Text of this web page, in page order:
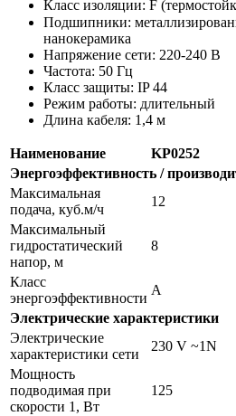
Класс изоляции: F
Подшипники:
нанокерамика
Напряжение сети: 220-240 В
Частота: 50 Гц
Класс защиты: IP 44
Режим работы: длительный
Длина кабеля: 1,4 м
Наименование
KP0252
Энергоэффективность /
Максимальная
подача, куб.м/ч
12
Максимальный
гидростатический
напор, м
8
Класс
энергоэффективности
А
Электрические характеристики
Электрические
характеристики сети
230 V ~1N
Мощность
подводимая при
скорости 1, Вт
125